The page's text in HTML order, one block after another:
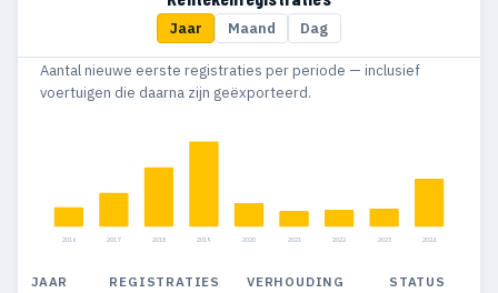
297
2012 280
216
2009
Jaar Maand Dag
Aantal nieuwe eerste registraties per periode — inclusief
voertuigen die daarna zijn geëxporteerd.
2016 2017 2018 2019 2020 2021 2022 2023 2024
JAAR REGISTRATIES VERHOUDING STATUS